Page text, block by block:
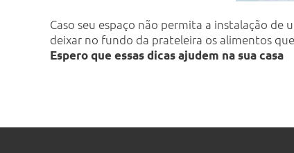
Caso seu espaço não permita a instalação
deixar no fundo da prateleira os alimentos
Espero que essas dicas ajudem na sua casa